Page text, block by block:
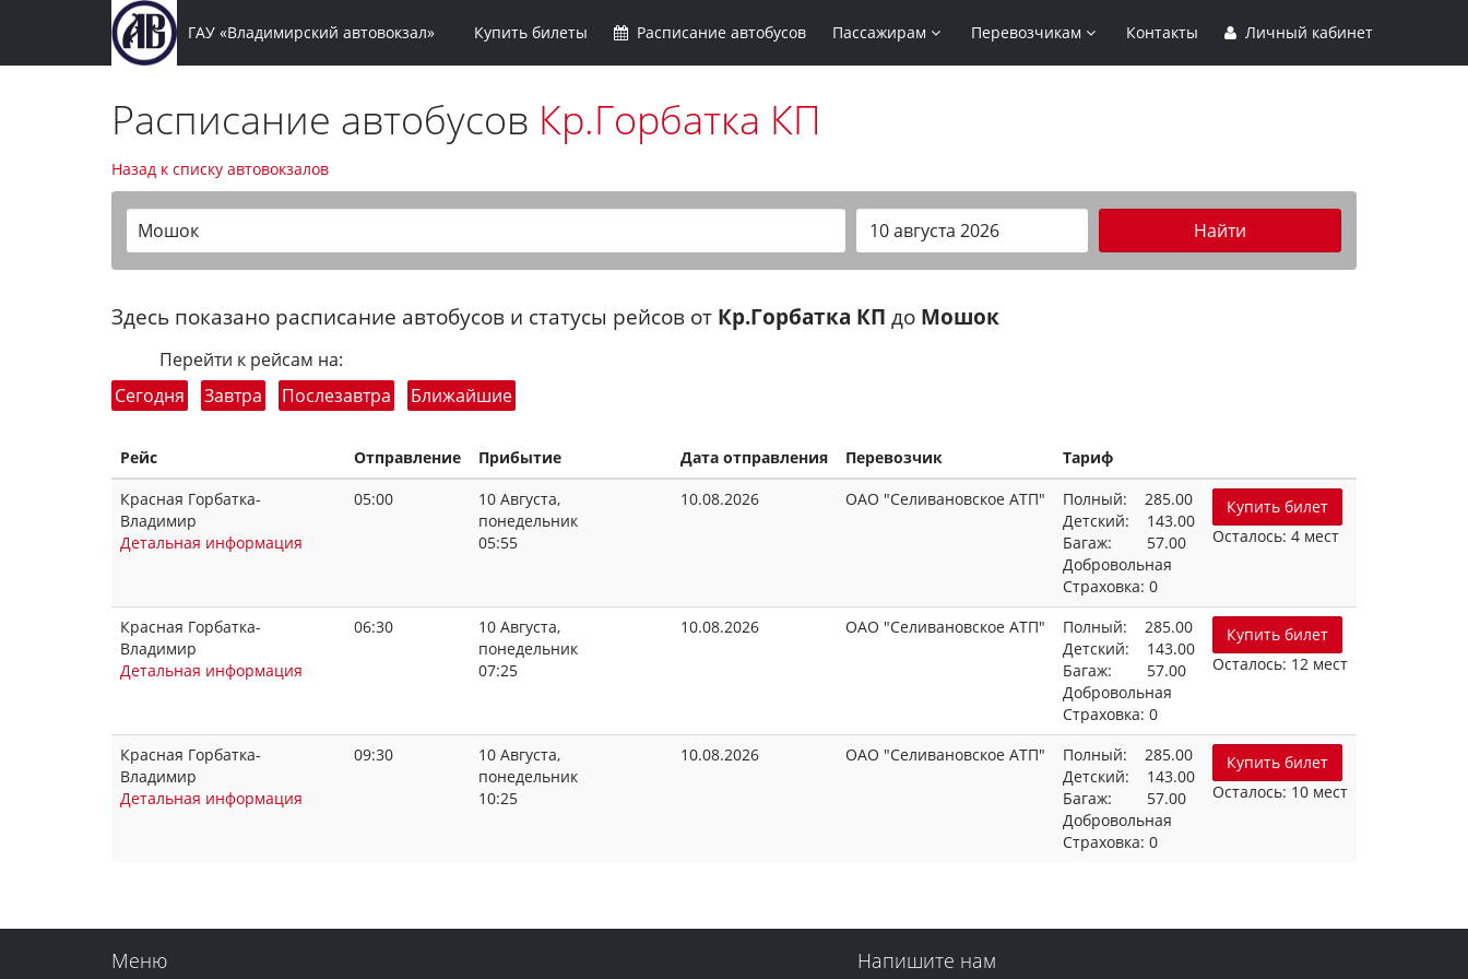
ГАУ «Владимирский автовокзал» Купить билеты Расписание автобусов Пассажирам Перевозчикам Контакты Личный кабинет
Расписание автобусов Кр.Горбатка КП
Назад к списку автовокзалов
Мошок Найти
Здесь показано расписание автобусов и статусы рейсов от Кр.Горбатка КП до Мошок
Перейти к рейсам на:
Сегодня
Завтра Послезавтра Ближайшие
Рейс Отправление Прибытие Дата отправления Перевозчик
Тариф
Красная Горбатка-
Владимир
Детальная информация
05:00
10 Августа,
понедельник
05:55
10.08.2026 ОАО "Селивановское АТП"
Полный: 285.00
Детский: 143.00
Багаж: 57.00
Добровольная
Страховка: 0
Купить билет
Осталось: 4 мест
Красная Горбатка-
Владимир
Детальная информация
06:30
10 Августа,
понедельник
07:25
10.08.2026 ОАО "Селивановское АТП"
Полный: 285.00
Детский: 143.00
Багаж: 57.00
Добровольная
Страховка: 0
Купить билет
Осталось: 12 мест
Красная Горбатка-
Владимир
Детальная информация
09:30
10 Августа,
понедельник
10:25
10.08.2026 ОАО "Селивановское АТП"
Полный: 285.00
Детский: 143.00
Багаж: 57.00
Добровольная
Страховка: 0
Купить билет
Осталось: 10 мест
Меню Напишите нам